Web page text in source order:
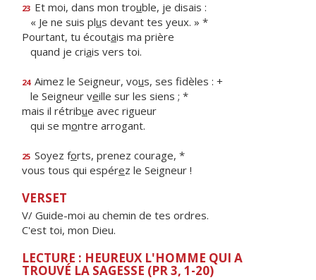
23 Et moi, dans mon trouble, je disais :
« Je ne suis plus devant tes yeux. » *
Pourtant, tu écoutais ma prière
quand je criais vers toi.
24 Aimez le Seigneur, vous, ses fidèles : +
le Seigneur veille sur les siens ; *
mais il rétribue avec rigueur
qui se montre arrogant.
25 Soyez forts, prenez courage, *
vous tous qui espérez le Seigneur !
VERSET
V/ Guide-moi au chemin de tes ordres.
C'est toi, mon Dieu.
LECTURE : HEUREUX L'HOMME QUI A
TROUVÉ LA SAGESSE (PR 3, 1-20)